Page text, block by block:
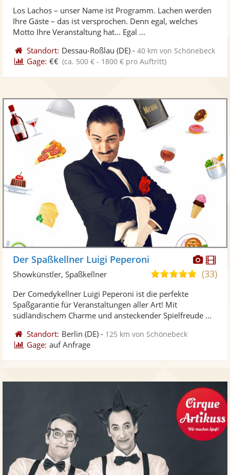
Fotos
Los Lachos – unser Name ist Programm. Lachen werden
Ihre Gäste – das ist versprochen. Denn egal, welches
Motto Ihre Veranstaltung hat... Egal ...
Standort: Dessau-Roßlau (DE) -40 km von Schönebeck
Gage: €€ (ca. 500 € - 1800 € pro Auftritt)
Der Spaßkellner Luigi Peperoni
5,0
Sternen
(33)
Showkünstler, Spaßkellner
Der Comedykellner Luigi Peperoni ist die perfekte
Spaßgarantie für Veranstaltungen aller Art! Mit
südländischem Charme und ansteckender Spielfreude ...
Standort: Berlin (DE) - 125 km von Schönebeck
Gage: auf Anfrage